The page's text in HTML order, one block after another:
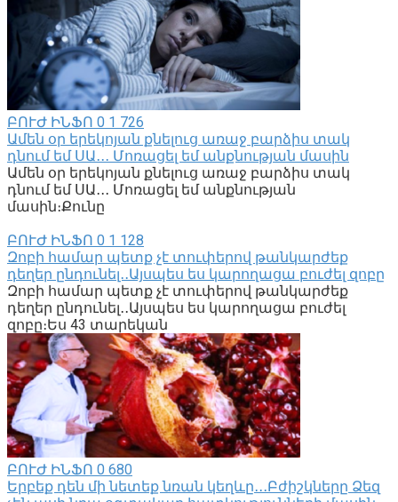
ԲՈՒԺ ԻՆՖՈ 0 1 726
Ամեն օր երեկոյան քնելուց առաջ բարձիս տակ
դնում եմ ՍԱ․․․ Մոռացել եմ անքնության մասին
Ամեն օր երեկոյան քնելուց առաջ բարձիս տակ
դնում եմ ՍԱ․․․ Մոռացել եմ անքնության
մասին։Քունը
ԲՈՒԺ ԻՆՖՈ 0 1 128
Զոբի համար պետք չէ տուփերով թանկարժեք
դեղեր ընդունել․․Այսպես ես կարողացա բուժել զոբը
Զոբի համար պետք չէ տուփերով թանկարժեք
դեղեր ընդունել․․Այսպես ես կարողացա բուժել
զոբը։Ես 43 տարեկան
ԲՈՒԺ ԻՆՖՈ 0 680
Երբեք դեն մի նետեք նռան կեղևը․․․Բժիշկները Ձեզ